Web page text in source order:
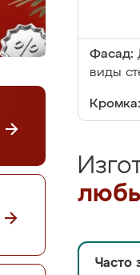
Фасад:
виды
Кромка:
Часто